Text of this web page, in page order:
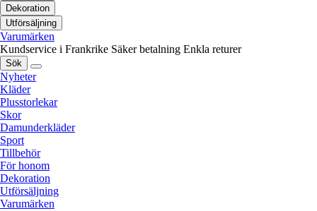
Dekoration
Utförsäljning
Varumärken
Kundservice i Frankrike Säker betalning Enkla returer
Sök
Nyheter
Kläder
Plusstorlekar
Skor
Damunderkläder
Sport
Tillbehör
För honom
Dekoration
Utförsäljning
Varumärken